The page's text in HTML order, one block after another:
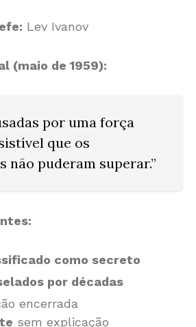
Lev Ivanov
(maio de 1959):
por uma força
que os
não puderam superar.”
como secreto
por décadas
encerrada
sem explicação